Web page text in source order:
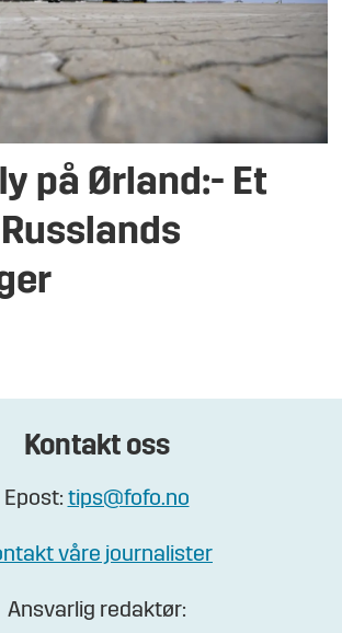
på Ørland:- Et
Kontakt oss
Epost: tips@fofo.no
våre journalister
Ansvarlig redaktør: